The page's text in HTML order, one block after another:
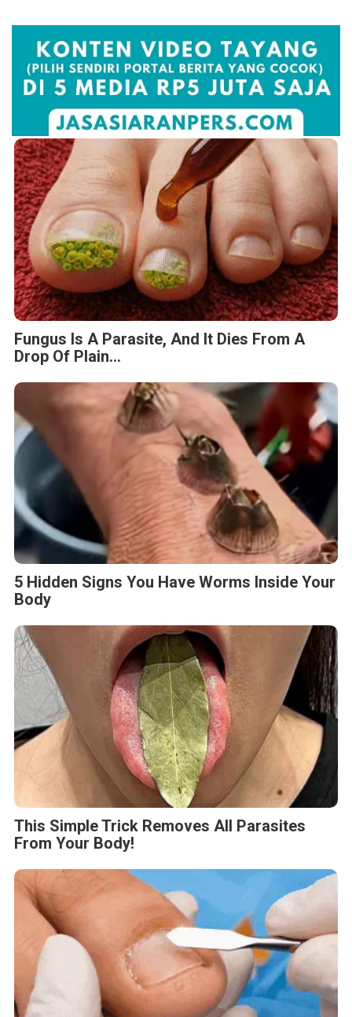
Fungus Is A Parasite, And It Dies From A
Drop Of Plain...
5 Hidden Signs You Have Worms Inside Your
Body
This Simple Trick Removes All Parasites
From Your Body!